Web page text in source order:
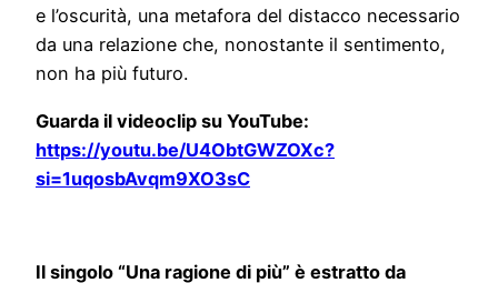
e l’oscurità, una metafora del distacco necessario
da una relazione che, nonostante il sentimento,
non ha più futuro.
Guarda il videoclip su YouTube:
https://youtu.be/U4ObtGWZOXc?
si=1uqosbAvqm9XO3sC
Il singolo “Una ragione di più” è estratto da